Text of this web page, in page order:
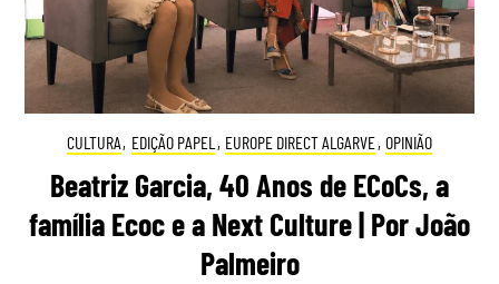
CULTURA, EDIÇÃO PAPEL , EUROPE DIRECT ALGARVE, OPINIÃO
Beatriz Garcia, 40 Anos de ECoCs, a
família Ecoc e a Next Culture | Por João
Palmeiro